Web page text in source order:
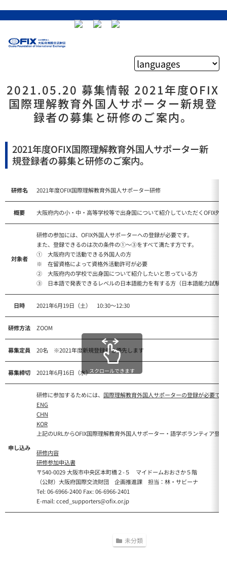
2021.05.20 募集情報 2021年度OFIX
国際理解教育外国人サポーター新規登
録者の募集と研修のご案内。
2021年度OFIX国際理解教育外国人サポーター新
規登録者の募集と研修のご案内。
研修名 2021年度OFIX国際理解教育外国人サポーター研修
概要 大阪府内の小・中・高等学校等で出身国について紹介していただくOFIX
対象者
研修の参加には、OFIX外国人サポーターへの登録が必要です。
また、登録できるのは次の条件の①～③をすべて満たす方です。
① 大阪府内で活動できる外国人の方
※ 在留資格によって資格外活動許可が必要
② 大阪府内の学校で出身国について紹介したいと思っている方
③ 日本語で発表できるレベルの日本語能力を有する方（日本語能力試験Ｎ
日時 2021年6月19日（土） 10:30～12:30
研修方法 ZOOM
募集定員 20名 ※2021年度新規登録者を優先します
募集締切 2021年6月16日（水）
申し込み
研修に参加するためには、 国際理解教育外国人サポーターの登録が必要です
ENG
CHN
KOR
上記のURLからOFIX国際理解教育外国人サポーター・語学ボランティア登
研修内容
研修参加申込書
〒540-0029 大阪市中央区本町橋２-５ マイドームおおさか５階
（公財）大阪府国際交流財団 企画推進課 担当：林・サビーナ
Tel: 06-6966-2400 Fax: 06-6966-2401
E-mail: cced_supporters@ofix.or.jp
スクロールできます
未分類